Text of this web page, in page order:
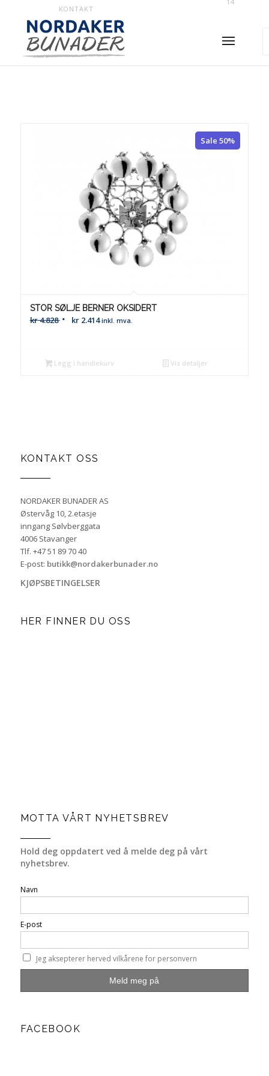
KONTAKT
Sale 50%
STOR SØLJE BERNER OKSIDERT
kr4.828 kr2.414 inkl. mva.
Legg i handlekurv Vis detaljer
KONTAKT OSS
NORDAKER BUNADER AS
Østervåg 10, 2.etasje
inngang Sølvberggata
4006 Stavanger
Tlf. +47 51 89 70 40
E-post: butikk@nordakerbunader.no
KJØPSBETINGELSER
HER FINNER DU OSS
MOTTA VÅRT NYHETSBREV
Hold deg oppdatert ved å melde deg på vårt
nyhetsbrev.
Navn
E-post
Jeg aksepterer herved vilkårene for personvern
FACEBOOK